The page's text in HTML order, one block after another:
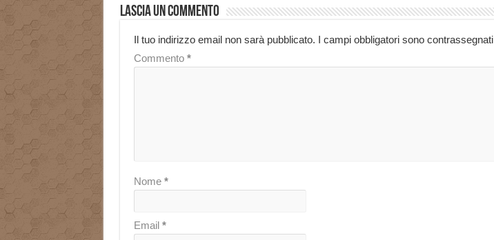
Lascia un commento
Il tuo indirizzo email non sarà pubblicato. I campi obbligatori sono contrassegnati
Commento *
Nome *
Email *